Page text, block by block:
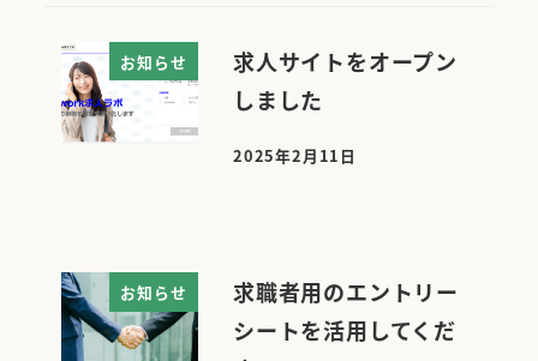
お知らせ
求人サイトをオープン
しました
投稿日
2025年2月11日
お知らせ
求職者用のエントリー
シートを活用してくだ